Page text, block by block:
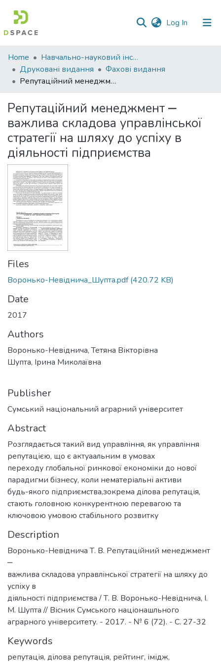
Log In (current)
Communities
&
Collections
Statistics
Home
Навчально-науковий інститут економіки, управління, права та інформаційних технологій
Друковані видання
Фахові видання
Репутаційний менеджмент ‒ важлива складова управлінської стратегії на шляху до успіху в діяльності підприємства
Репутаційний менеджмент ‒
важлива складова управлінської
стратегії на шляху до успіху в
діяльності підприємства
Files
Воронько-Невіднича_Шупта.pdf(420.72 KB)
Date
2017
Authors
Воронько-Невіднича, Тетяна Вікторівна
Шупта, Ірина Миколаївна
Publisher
Сумський національний аграрний університет
Abstract
Розглядається такий вид управління, як управління
репутацією, що є актуаальним в умовах
переходу глобальної ринкової економіки до нової
парадигми бізнесу, коли нематеріальні активи
будь-якого підприємства,зокрема ділова репутація,
стають головною конкурентною перевагою та
ключовою умовою стабільного розвитку
Description
Воронько-Невіднича Т. В. Репутаційний менеджмент
‒
важлива складова управлінської стратегії на шляху до
успіху в
діяльності підприємства / Т. В. Воронько-Невіднича, І.
М. Шупта // Вісник Сумського націонашльного
аграрного університету. - 2017. - № 6 (72). - С. 27-32
Keywords
репутація, ділова репутація, рейтинг, імідж,